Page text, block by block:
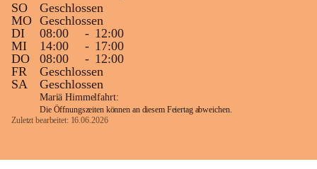
SO
Geschlossen
MO Geschlossen
DI
08:00 - 12:00
MI
14:00 - 17:00
DO
08:00 - 12:00
FR
Geschlossen
SA
Geschlossen
Mariä Himmelfahrt:
Die Öffnungszeiten können an diesem Feiertag abweichen.
Zuletzt bearbeitet: 16.06.2026